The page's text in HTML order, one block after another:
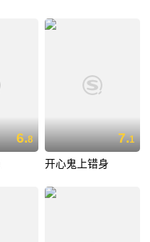
6.8 7.1
开心鬼上错身